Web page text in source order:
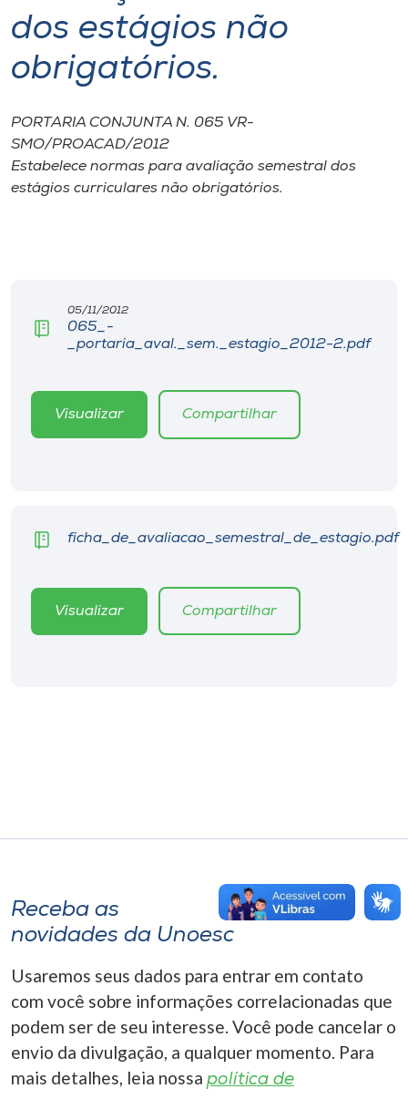
I.nova
Cultura
Editora
Museu
o idioma
dos estágios não
obrigatórios.
PORTARIA CONJUNTA N. 065 VR-
SMO/PROACAD/2012
Estabelece normas para avaliação semestral dos
estágios curriculares não obrigatórios.
05/11/2012
065_-
_portaria_aval._sem._estagio_2012-2.pdf
Visualizar Compartilhar
ficha_de_avaliacao_semestral_de_estagio.pdf
Visualizar Compartilhar
Receba as
novidades da Unoesc
Usaremos seus dados para entrar em contato
com você sobre informações correlacionadas que
podem ser de seu interesse. Você pode cancelar o
envio da divulgação, a qualquer momento. Para
mais detalhes, leia nossa política de